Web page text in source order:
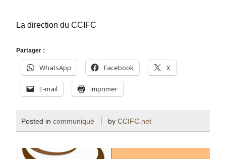
La direction du CCIFC
Partager :
WhatsApp Facebook X
E-mail Imprimer
Posted incommuniqué by CCIFC.net